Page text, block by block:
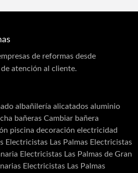
Contra Incendios
de reformas desde
atención al cliente.
albañilería alicatados aluminio
bañeras Cambiar bañera
piscina decoración electricidad
Electricistas Las Palmas Electricistas
Electricistas Las Palmas de Gran
Electricistas Las Palmas